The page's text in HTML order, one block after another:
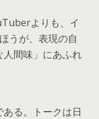
よりも、イ
うが、表現の自
間味」にあふれ
る。トークは日